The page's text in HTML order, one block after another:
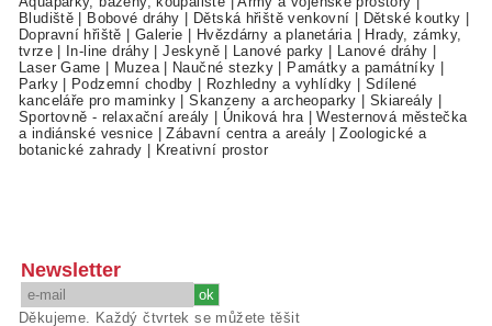
Bludiště
Bobové dráhy Dětská hřiště venkovní Dětské koutky
Dopravní hřiště
Galerie Hvězdárny a planetária
Hrady, zámky,
tvrze| In-line dráhy |Jeskyně| Lanové parky Lanové dráhy
Laser Game
Muzea| Naučné stezky Památky a památníky
Parky| Podzemní chodby Rozhledny a vyhlídky
Sdílené
kanceláře pro maminky |Skanzeny a archeoparky Skiareály
Sportovně - relaxační areály
Úniková hra |Westernová městečka
a indiánské vesnice |Zábavní centra a areály |Zoologické a
botanické zahrady
Kreativní prostor
Newsletter
Děkujeme. Každý čtvrtek se můžete těšit